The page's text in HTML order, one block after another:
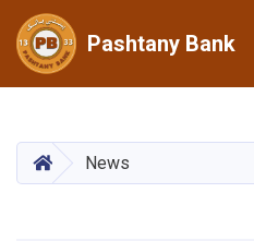
Pashtany Bank
HOMENews